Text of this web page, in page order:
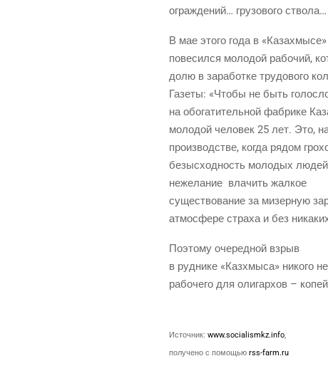
ограж­де­ний… гру­зо­во­го
В мае это­го года в «Каза­хмы­се»
пове­сил­ся моло­дой рабо­чий,
долю в зара­бот­ке тру­до­во­го
Газе­ты: «Что­бы не быть
на обо­га­ти­тель­ной фаб­ри­ке
моло­дой чело­век 25 лет. Это,
про­из­вод­стве, когда рядом
безыс­ход­ность моло­дых
неже­ла­ние вла­чить жалкое
суще­ство­ва­ние за мизер­ную
атмо­сфе­ре стра­ха и без
Поэто­му оче­ред­ной взрыв
в руд­ни­ке «Казх­мы­са» нико­го
рабо­че­го для оли­гар­хов –
Источ­ник: www.socialismkz.info,
полу­че­но с помо­щью rss-farm.ru